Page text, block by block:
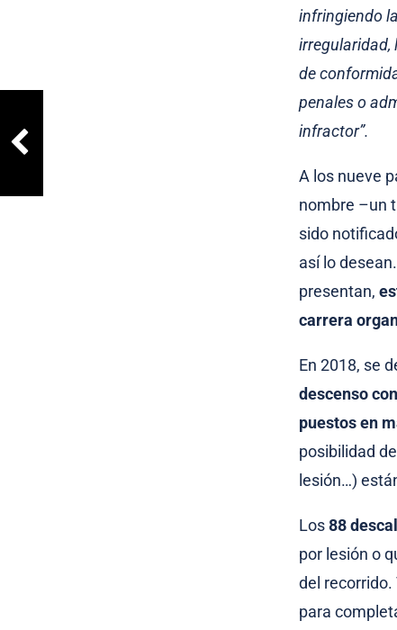
infringiendo
irregularidad,
de
penales o
infractor”.
A los nueve
nombre –un
sido
así lo
presentan,
carrera
En 2018, se
descenso
puestos en
posibilidad
lesión…)
Los88
por lesión o
del
para